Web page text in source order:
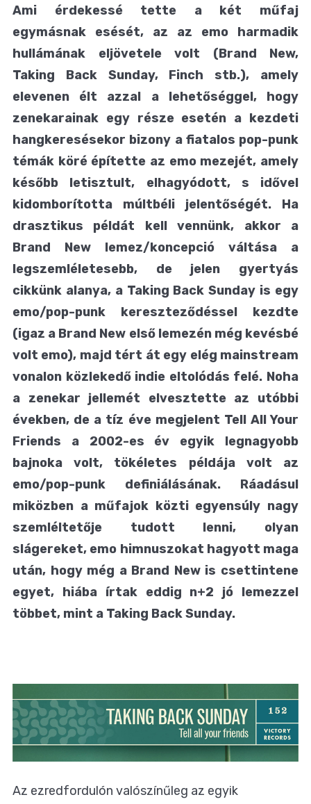
Ami érdekessé tette a két műfaj
egymásnak esését, az az emo harmadik
hullámának eljövetele volt (Brand New,
Taking Back Sunday, Finch stb.), amely
elevenen élt azzal a lehetőséggel, hogy
zenekarainak egy része esetén a kezdeti
hangkeresésekor bizony a fiatalos pop-punk
témák köré építette az emo mezejét, amely
később letisztult, elhagyódott, s idővel
kidomborította múltbéli jelentőségét. Ha
drasztikus példát kell vennünk, akkor a
Brand New lemez/koncepció váltása a
legszemléletesebb, de jelen gyertyás
cikkünk alanya, a Taking Back Sunday is egy
emo/pop-punk kereszteződéssel kezdte
(igaz a Brand New első lemezén még kevésbé
volt emo), majd tért át egy elég mainstream
vonalon közlekedő indie eltolódás felé. Noha
a zenekar jellemét elvesztette az utóbbi
években, de a tíz éve megjelent Tell All Your
Friends a 2002-es év egyik legnagyobb
bajnoka volt, tökéletes példája volt az
emo/pop-punk definiálásának. Ráadásul
miközben a műfajok közti egyensúly nagy
szemléltetője tudott lenni, olyan
slágereket, emo himnuszokat hagyott maga
után, hogy még a Brand New is csettintene
egyet, hiába írtak eddig n+2 jó lemezzel
többet, mint a Taking Back Sunday.
Az ezredfordulón valószínűleg az egyik